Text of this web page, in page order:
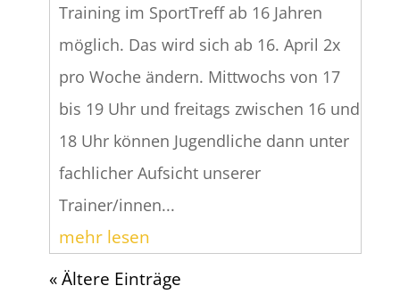
Training im SportTreff ab 16 Jahren
möglich. Das wird sich ab 16. April 2x
pro Woche ändern. Mittwochs von 17
bis 19 Uhr und freitags zwischen 16 und
18 Uhr können Jugendliche dann unter
fachlicher Aufsicht unserer
Trainer/innen...
mehr lesen
« Ältere Einträge